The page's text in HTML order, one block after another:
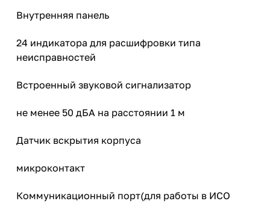
Внутренняя панель
24 индикатора для расшифровки типа
неисправностей
Встроенный звуковой сигнализатор
не менее 50 дБА на расстоянии 1 м
Датчик вскрытия корпуса
микроконтакт
Коммуникационный порт(для работы в ИСО